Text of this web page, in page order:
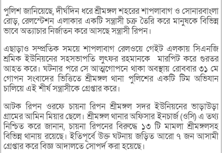
পুলিশ জানিয়েছে, দীর্ঘদিন ধরে শ্রীমঙ্গল শহরের শাপলাবাগ ও সোনারবাংলা
রোড়, রেলস্টেশন এলাকার একটি সন্ত্রাসী চক্র তৈরি করে মানুষকে বিভিন্ন
ভাবে অত্যাচার নির্জাতন করে আসছে সন্ত্রাসী রিপন।
এছাড়াও সম্প্রতিক সময়ে শাপলাবাগ রেলওয়ে গেইট এলকায় সিএনজি
শ্রমিক ইউনিয়নের সহসভাপতি লুৎফর রহমানকে মারপিট করে গুরতর
আহত করে। ঘটনার পরে সে আত্মগোপনে থাকা অবস্থায় রোববার ৩১ মে
গোপন সংবাদের ভিত্তিতে শ্রীমঙ্গল থানা পুলিশের একটি টিম অভিযান
চালিয়ে এই শীর্ষ সন্ত্রাসীকে গ্রেপ্তার করে।
আটক রিপন ওরফে চায়না রিপন শ্রীমঙ্গল সদর ইউনিয়নের ভাড়াউড়া
গ্রামের আমিন মিয়ার ছেলে। শ্রীমঙ্গল থানার অফিসার ইনচার্জ (ওসি) এ তথ্য
নিশ্চিত করে জানান, চায়না রিপনের বিরুদ্ধে ১৩ টি মামলা শ্রীমঙ্গলসহ
বিভিন্ন থানায় রয়েছে। ইতিপূর্বে উক্ত ঘটনায় জড়িত আরো ৭ জন আসামী
গ্রেপ্তার করে বিজ্ঞ আদালতে সোপর্দ করা হয়েছে।